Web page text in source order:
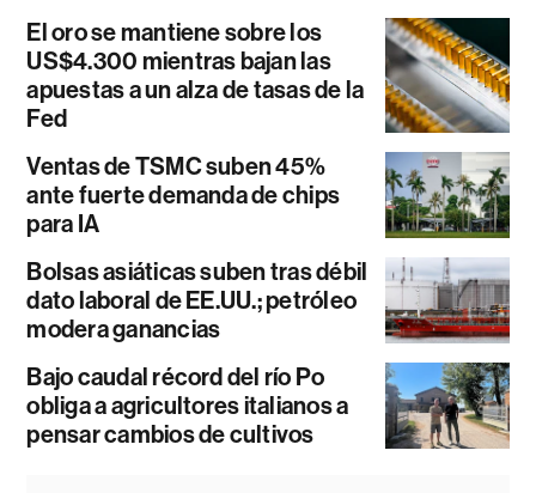
El oro se mantiene sobre los
US$4.300 mientras bajan las
apuestas a un alza de tasas de la
Fed
Ventas de TSMC suben 45%
ante fuerte demanda de chips
para IA
Bolsas asiáticas suben tras débil
dato laboral de EE.UU.; petróleo
modera ganancias
Bajo caudal récord del río Po
obliga a agricultores italianos a
pensar cambios de cultivos